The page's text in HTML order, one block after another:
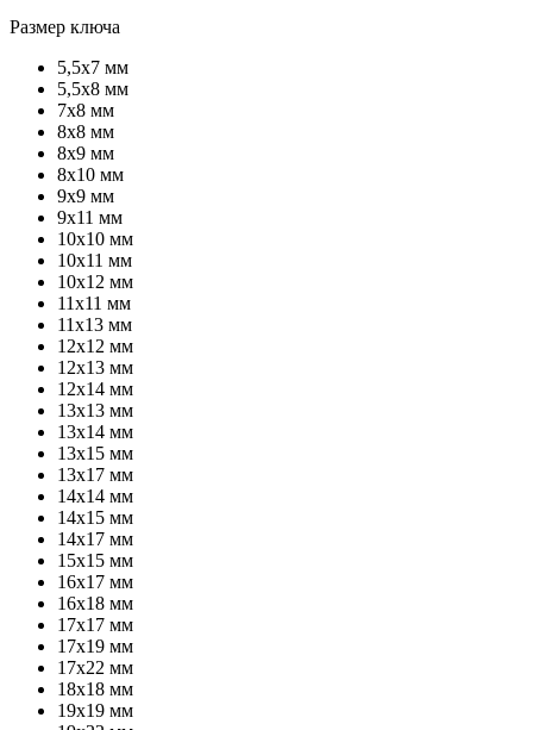
Размер ключа
5,5х7 мм
5,5х8 мм
7х8 мм
8х8 мм
8х9 мм
8х10 мм
9х9 мм
9х11 мм
10х10 мм
10х11 мм
10х12 мм
11х11 мм
11х13 мм
12х12 мм
12х13 мм
12х14 мм
13х13 мм
13х14 мм
13х15 мм
13х17 мм
14х14 мм
14х15 мм
14х17 мм
15х15 мм
16х17 мм
16х18 мм
17х17 мм
17х19 мм
17х22 мм
18х18 мм
19х19 мм